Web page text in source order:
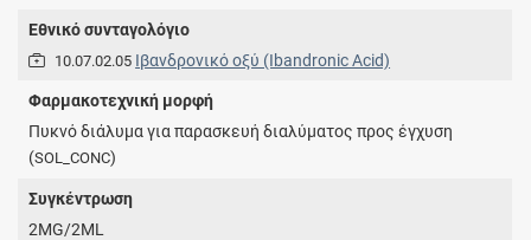
Εθνικό συνταγολόγιο
10.07.02.05 Ιβανδρονικό οξύ (Ibandronic Acid)
Φαρμακοτεχνική μορφή
Πυκνό διάλυμα για παρασκευή διαλύματος προς έγχυση
(SOL_CONC)
Συγκέντρωση
2MG/2ML